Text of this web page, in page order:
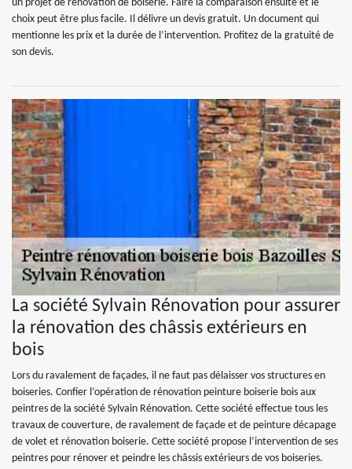
un projet de rénovation de boiserie. Faire la comparaison ensuite et le
choix peut être plus facile. Il délivre un devis gratuit. Un document qui
mentionne les prix et la durée de l’intervention. Profitez de la gratuité de
son devis.
La société Sylvain Rénovation pour assurer
la rénovation des châssis extérieurs en
bois
Lors du ravalement de façades, il ne faut pas délaisser vos structures en
boiseries. Confier l’opération de rénovation peinture boiserie bois aux
peintres de la société Sylvain Rénovation. Cette société effectue tous les
travaux de couverture, de ravalement de façade et de peinture décapage
de volet et rénovation boiserie. Cette société propose l’intervention de ses
peintres pour rénover et peindre les châssis extérieurs de vos boiseries.